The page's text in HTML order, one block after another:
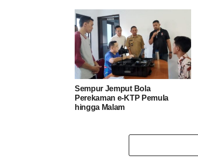
Sempur Jemput Bola
Perekaman e-KTP Pemula
hingga Malam